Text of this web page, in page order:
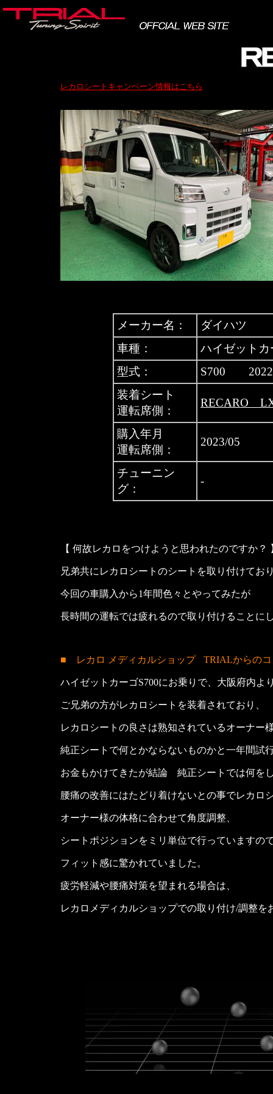
レカロシートキャンペーン情報はこちら
メーカー名：
ダイハツ
車種：
ハイゼットカ
型式：
S700 2022
装着シート
運転席側：
RECARO
購入年月
運転席側：
2023/05
チューニン
グ：
-
【 何故レカロをつけようと思われたのですか？
兄弟共にレカロシートのシートを取り付けてお
今回の車購入から1年間色々とやってみたが
長時間の運転では疲れるので取り付けることに
■ レカロ メディカルショップ TRIALからの
ハイゼットカーゴS700にお乗りで、大阪府内よ
ご兄弟の方がレカロシートを装着されており、
レカロシートの良さは熟知されているオーナー
純正シートで何とかならないものかと一年間試
お金もかけてきたが結論 純正シートでは何を
腰痛の改善にはたどり着けないとの事でレカロ
オーナー様の体格に合わせて角度調整、
シートポジションをミリ単位で行っていますの
フィット感に驚かれていました。
疲労軽減や腰痛対策を望まれる場合は、
レカロメディカルショップでの取り付け/調整を